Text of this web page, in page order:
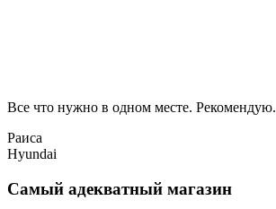
Все что нужно в одном месте. Рекомендую.
Раиса
Hyundai
Самый адекватный магазин